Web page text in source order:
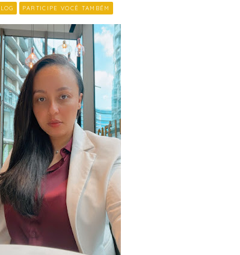
PARTICIPE VOCÊ TAMBÉM